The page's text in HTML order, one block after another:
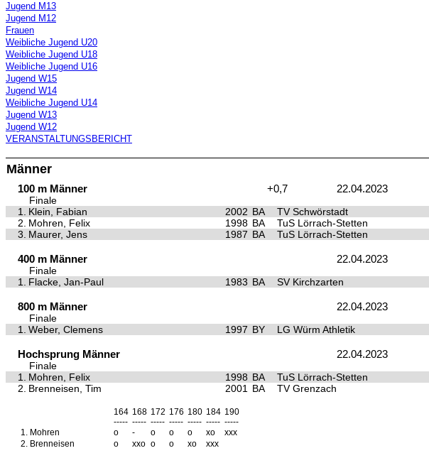
Jugend M13
Jugend M12
Frauen
Weibliche Jugend U20
Weibliche Jugend U18
Weibliche Jugend U16
Jugend W15
Jugend W14
Weibliche Jugend U14
Jugend W13
Jugend W12
VERANSTALTUNGSBERICHT
Männer
100 m Männer +0,7 22.04.2023
Finale
1.
Klein, Fabian 2002 BA TV Schwörstadt
2. Mohren, Felix 1998 BA TuS Lörrach-Stetten
3. Maurer, Jens 1987 BA TuS Lörrach-Stetten
400 m Männer 22.04.2023
Finale
1.
Flacke, Jan-Paul 1983 BA SV Kirchzarten
800 m Männer 22.04.2023
Finale
1.
Weber, Clemens 1997 BY LG Würm Athletik
Hochsprung Männer 22.04.2023
Finale
1.
Mohren, Felix 1998 BA TuS Lörrach-Stetten
2. Brenneisen, Tim 2001 BA TV Grenzach
164 168 172 176 180 184 190
----- ----- ----- ----- ----- ----- -----
1. Mohren o - o o o xo
xxx
2. Brenneisen o xxo o o xo xxx